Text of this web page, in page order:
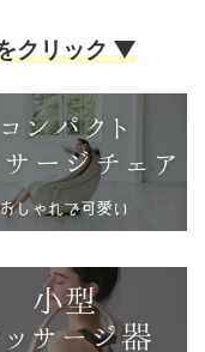
クリック ▼